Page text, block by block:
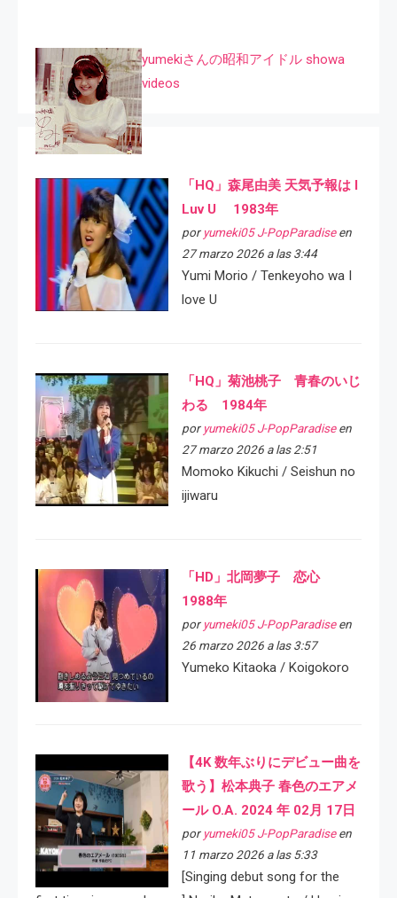
yumekiさんの昭和アイドル showa
videos
「HQ」森尾由美 天気予報は I
Luv U 1983年
por yumeki05 J-PopParadiseen
27 marzo 2026 a las 3:44
Yumi Morio / Tenkeyoho wa I
love U
「HQ」菊池桃子 青春のいじ
わる 1984年
por yumeki05 J-PopParadiseen
27 marzo 2026 a las 2:51
Momoko Kikuchi / Seishun no
ijiwaru
「HD」北岡夢子 恋心
1988年
por yumeki05 J-PopParadiseen
26 marzo 2026 a las 3:57
Yumeko Kitaoka / Koigokoro
【4K 数年ぶりにデビュー曲を
歌う】松本典子 春色のエアメ
ール O.A. 2024 年 02月 17日
por yumeki05 J-PopParadiseen
11 marzo 2026 a las 5:33
[Singing debut song for the